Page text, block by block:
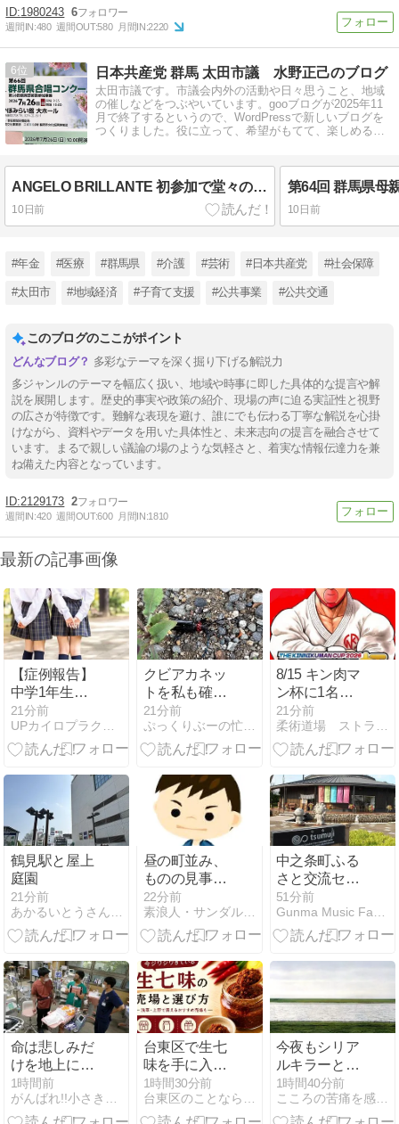
1980243 6
週間IN:480 週間OUT:580 月間IN:2220
6 日本共産党 群馬 太田市議 水野正己のブログ
太田市議です。市議会内外の活動や日々思うこと、地域
の催しなどをつぶやいています。gooブログが2025年11
月で終了するというので、WordPressで新しいブログを
つくりました。役に立って、希望がもてて、楽しめるブ
ANGELO BRILLANTE 初参加で堂々の初優勝 太田市で初の快挙 第66回 群馬県合唱コンクール
10日前 10日前
#年金 #医療 #群馬県 #介護 #芸術 #日本共産党 #社会保障
#太田市 #地域経済 #子育て支援 #公共事業 #公共交通
このブログのここがポイント
多彩なテーマを深く掘り下げる解説力
多ジャンルのテーマを幅広く扱い、地域や時事に即した具体的な提言や解
説を展開します。歴史的事実や政策の紹介、現場の声に迫る実証性と視野
の広さが特徴です。難解な表現を避け、誰にでも伝わる丁寧な解説を心掛
けながら、資料やデータを用いた具体性と、未来志向の提言を融合させて
います。まるで親しい議論の場のような気軽さと、着実な情報伝達力を兼
ね備えた内容となっています。
2129173 2
週間IN:420 週間OUT:600 月間IN:1810
最新の記事画像
【症例報告】
中学1年生の
女の子｜33度
まで進行した
側弯症が24.5
21分前
UPカイロプラクティック学芸大学整体院
クビアカネッ
トを私も確認
したよ
21分前
ぷっくりぶーの忙しい毎日
8/15 キン肉マ
ン杯に1名エ
ントリー！
21分前
柔術道場 ストライプル早稲田ヒルマ道場
鶴見駅と屋上
庭園
21分前
あかるいとうさんのお出掛け
昼の町並み、
ものの見事に
入道雲が上が
っている。
22分前
素浪人・サンダルニャーゴの日々。
中之条町ふる
さと交流セン
ター tsumuji
51分前
Gunma Music Factory
命は悲しみだ
けを地上に置
いていくわけ
ではない…命
が確かにあっ
1時間前
がんばれ!!小さき生命（いのち）たちよ
台東区で生七
味を手に入れ
るなら｜生七
味二大巨頭と
それを追う注
1時間30分前
台東区のことならタイトウタイムズ
今夜もシリア
ルキラーと待
ち合わせ 磯貝
に少し心を許
しつつあるヒ
1時間40分前
こころの苦痛を感じたら こころのスペース